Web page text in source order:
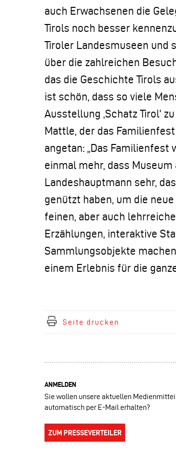
auch Erwachsenen die
Tirols noch besser
Tiroler Landesmuseen und
über die zahlreichen
das die Geschichte Tirols
ist schön, dass so viele
Ausstellung ,Schatz Tirol'
Mattle, der das
angetan: „Das Familienfest
einmal mehr, dass
Landeshauptmann sehr,
genützt haben, um die
feinen, aber auch
Erzählungen, interaktive
Sammlungsobjekte
einem Erlebnis für die
Seite drucken
ANMELDEN
Sie wollen unsere aktuellen
automatisch per E-Mail erhalten?
ZUM PRESSEVERTEILER